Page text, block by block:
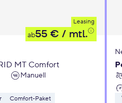
Leasing
ab55 € / mtl.
MT Comfort
Manuell
Comfort-Paket